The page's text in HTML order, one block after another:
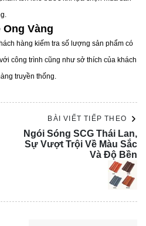
mã khác nhau từ họa tiết
nhám, bóng…
Vàng
hàng kiếm tra số lượng sản phẩm có
công trình cũng như sở thích của khách
truyền thống.
BÀI VIẾT TIẾP THEO
Ngói Sóng SCG Thái Lan,
Sự Vượt Trội Về Màu Sắc
Và Độ Bền